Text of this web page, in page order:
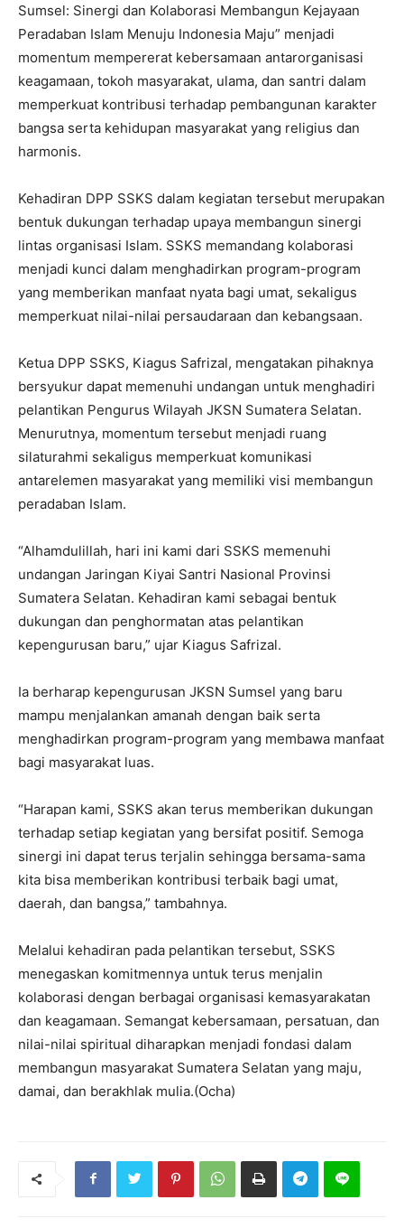
Sumsel: Sinergi dan Kolaborasi Membangun Kejayaan
Peradaban Islam Menuju Indonesia Maju” menjadi
momentum mempererat kebersamaan antarorganisasi
keagamaan, tokoh masyarakat, ulama, dan santri dalam
memperkuat kontribusi terhadap pembangunan karakter
bangsa serta kehidupan masyarakat yang religius dan
harmonis.
Kehadiran DPP SSKS dalam kegiatan tersebut merupakan
bentuk dukungan terhadap upaya membangun sinergi
lintas organisasi Islam. SSKS memandang kolaborasi
menjadi kunci dalam menghadirkan program-program
yang memberikan manfaat nyata bagi umat, sekaligus
memperkuat nilai-nilai persaudaraan dan kebangsaan.
Ketua DPP SSKS, Kiagus Safrizal, mengatakan pihaknya
bersyukur dapat memenuhi undangan untuk menghadiri
pelantikan Pengurus Wilayah JKSN Sumatera Selatan.
Menurutnya, momentum tersebut menjadi ruang
silaturahmi sekaligus memperkuat komunikasi
antarelemen masyarakat yang memiliki visi membangun
peradaban Islam.
“Alhamdulillah, hari ini kami dari SSKS memenuhi
undangan Jaringan Kiyai Santri Nasional Provinsi
Sumatera Selatan. Kehadiran kami sebagai bentuk
dukungan dan penghormatan atas pelantikan
kepengurusan baru,” ujar Kiagus Safrizal.
Ia berharap kepengurusan JKSN Sumsel yang baru
mampu menjalankan amanah dengan baik serta
menghadirkan program-program yang membawa manfaat
bagi masyarakat luas.
“Harapan kami, SSKS akan terus memberikan dukungan
terhadap setiap kegiatan yang bersifat positif. Semoga
sinergi ini dapat terus terjalin sehingga bersama-sama
kita bisa memberikan kontribusi terbaik bagi umat,
daerah, dan bangsa,” tambahnya.
Melalui kehadiran pada pelantikan tersebut, SSKS
menegaskan komitmennya untuk terus menjalin
kolaborasi dengan berbagai organisasi kemasyarakatan
dan keagamaan. Semangat kebersamaan, persatuan, dan
nilai-nilai spiritual diharapkan menjadi fondasi dalam
membangun masyarakat Sumatera Selatan yang maju,
damai, dan berakhlak mulia.(Ocha)